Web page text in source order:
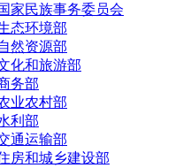
家民族事务委员会
态环境部
然资源部
化和旅游部
务部
业农村部
利部
通运输部
房和城乡建设部